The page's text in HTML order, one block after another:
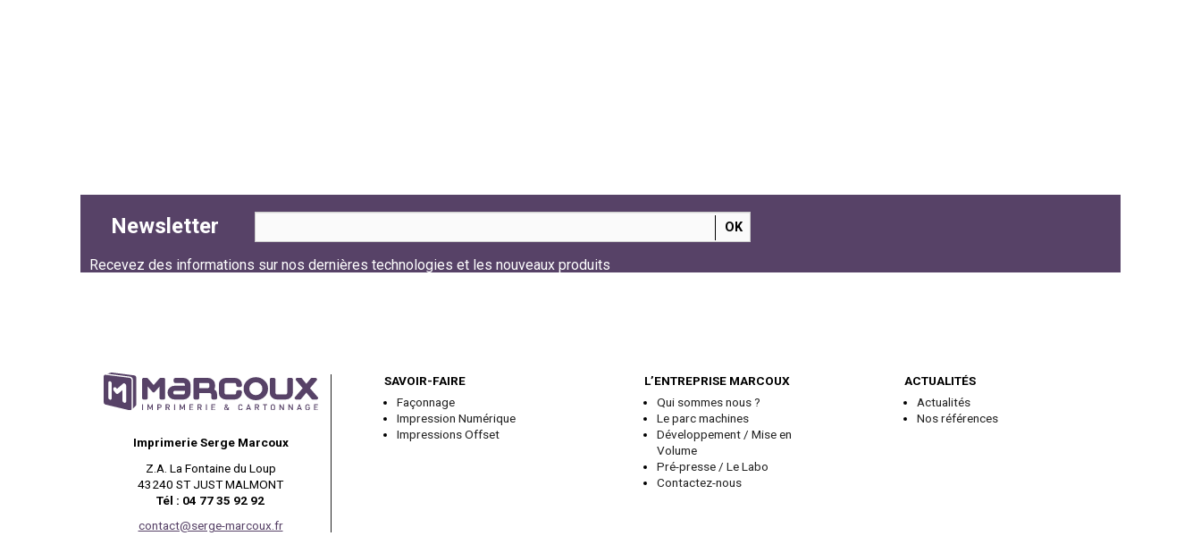
Newsletter
Recevez des informations sur nos dernières technologies et les nouveaux produits
Imprimerie Serge Marcoux
Z.A. La Fontaine du Loup
43240 ST JUST MALMONT
Tél : 04 77 35 92 92
contact@serge-marcoux.fr
SAVOIR-FAIRE
Façonnage
Impression Numérique
Impressions Offset
L’ENTREPRISE MARCOUX
Qui sommes nous ?
Le parc machines
Développement / Mise en
Volume
Pré-presse / Le Labo
Contactez-nous
ACTUALITÉS
Actualités
Nos références